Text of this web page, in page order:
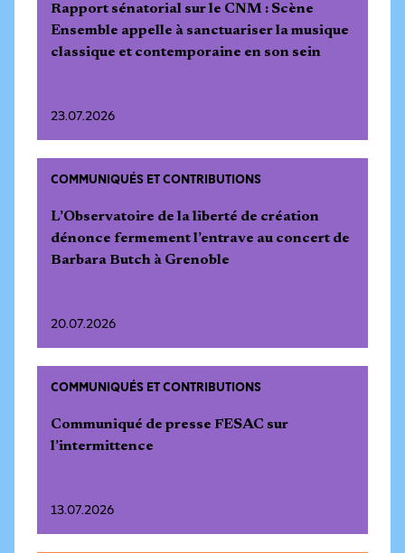
Rapport sénatorial sur le CNM : Scène
Ensemble appelle à sanctuariser la musique
classique et contemporaine en son sein
23.07.2026
COMMUNIQUÉS ET CONTRIBUTIONS
L’Observatoire de la liberté de création
dénonce fermement l’entrave au concert de
Barbara Butch à Grenoble
20.07.2026
COMMUNIQUÉS ET CONTRIBUTIONS
Communiqué de presse FESAC sur
l’intermittence
13.07.2026